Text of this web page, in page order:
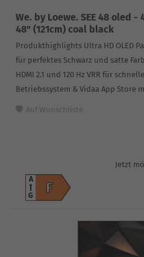
We. by Loewe. SEE 48 oled -
48" (121cm) coal black
Produkthighlights Ultra HD OLED
für perfektes Schwarz und satte
HDMI 2.1 und 120 Hz VRR für
Betriebssystem & Vidaa App Store
Auf Wunschliste
Jetzt
F
A
G